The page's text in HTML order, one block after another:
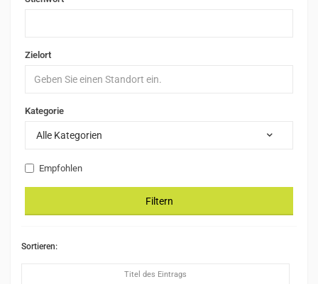
Zielort
Kategorie
Alle Kategorien
Empfohlen
Filtern
Sortieren:
Titel des Eintrags